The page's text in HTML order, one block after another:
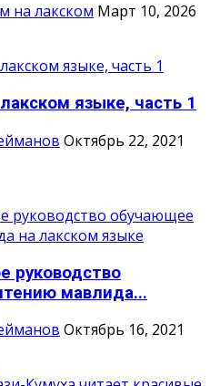
на лакском Март 10, 2026
языке, часть 1
Октябрь 22, 2021
руководство
мавлида...
Октябрь 16, 2021